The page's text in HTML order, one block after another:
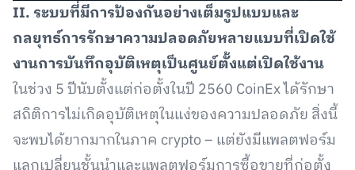
II. ระบบที่มีการป้องกันอย่างเต็มรูปแบบและ
กลยุทธ์การรักษาความปลอดภัยหลายแบบที่เปิดใช้
งานการบันทึกอุบัติเหตุเป็นศูนย์ตั้งแต่เปิดใช้งาน
ในช่วง 5 ปีนับตั้งแต่ก่อตั้งในปี 2560 CoinEx ได้รักษา
สถิติการไม่เกิดอุบัติเหตุในแง่ของความปลอดภัย สิ่งนี้
จะพบได้ยากมากในภาค crypto – แต่ยังมีแพลตฟอร์ม